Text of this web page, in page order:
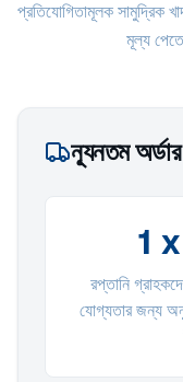
প্রতিযোগিতামূলক সামুদ্রিক
মূল্য
ন্যূনতম
1 x
রপ্তানি
যোগ্যতার জন্য